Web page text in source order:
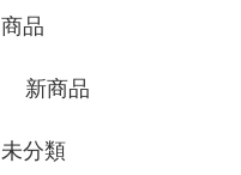
商品
新商品
未分類